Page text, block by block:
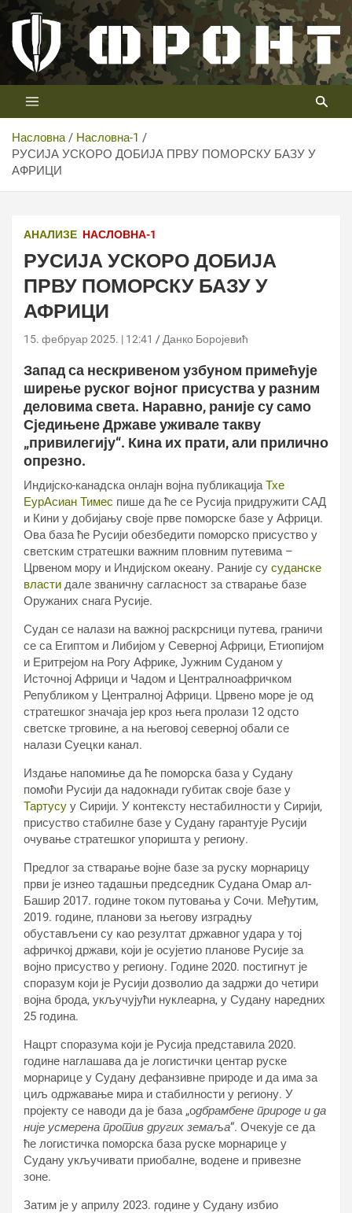
Скип
цонтент
Телевизија ФРОНТ
Први војни канал у Србији
Насловна
Насловна-1
РУСИЈА УСКОРО ДОБИЈА ПРВУ ПОМОРСКУ БАЗУ У
АФРИЦИ
АНАЛИЗЕ НАСЛОВНА-1
РУСИЈА УСКОРО ДОБИЈА
ПРВУ ПОМОРСКУ БАЗУ У
АФРИЦИ
15. фебруар 2025. | 12:41 Данко Боројевић
Запад са нескривеном узбуном примећује
ширење руског војног присуства у разним
деловима света. Наравно, раније су само
Сједињене Државе уживале такву
„привилегију“. Кина их прати, али прилично
опрезно.
Индијско-канадска онлајн војна публикацијаТхе
ЕурАсиан Тимес пише да ће се Русија придружити САД
и Кини у добијању своје прве поморске базе у Африци.
Ова база ће Русији обезбедити поморско присуство у
светским стратешки важним пловним путевима –
Црвеном мору и Индијском океану. Раније су суданске
власти дале званичну сагласност за стварање базе
Оружаних снага Русије.
Судан се налази на важној раскрсници путева, граничи
се са Египтом и Либијом у Северној Африци, Етиопијом
и Еритрејом на Рогу Африке, Јужним Суданом у
Источној Африци и Чадом и Централноафричком
Републиком у Централној Африци. Црвено море је од
стратешког значаја јер кроз њега пролази 12 одсто
светске трговине, а на његовој северној обали се
налази Суецки канал.
Издање напомиње да ће поморска база у Судану
помоћи Русији да надокнади губитак своје базе у
Тартусу у Сирији. У контексту нестабилности у Сирији,
присуство стабилне базе у Судану гарантује Русији
очување стратешког упоришта у региону.
Предлог за стварање војне базе за руску морнарицу
први је изнео тадашњи председник Судана Омар ал-
Башир 2017. године током путовања у Сочи. Међутим,
2019. године, планови за његову изградњу
обустављени су као резултат државног удара у тој
афричкој држави, који је осујетио планове Русије за
војно присуство у региону. Године 2020. постигнут је
споразум који је Русији дозволио да задржи до четири
војна брода, укључујући нуклеарна, у Судану наредних
25 година.
Нацрт споразума који је Русија представила 2020.
године наглашава да је логистички центар руске
морнарице у Судану дефанзивне природе и да има за
циљ одржавање мира и стабилности у региону. У
пројекту се наводи да је база „одбрамбене природе и да
није усмерена против других земаља“. Очекује се да
ће логистичка поморска база руске морнарице у
Судану укључивати приобалне, водене и привезне
зоне.
Затим је у априлу 2023. године у Судану избио